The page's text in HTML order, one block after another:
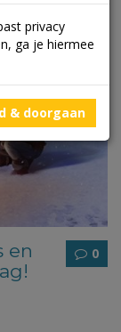
en
0
privacy
ga je hiermee
& doorgaan